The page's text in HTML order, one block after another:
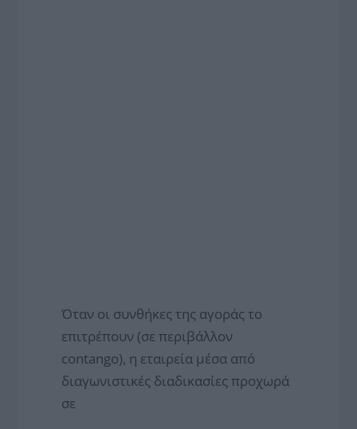
Όταν οι συνθήκες της αγοράς το
επιτρέπουν (σε περιβάλλον
contango), η εταιρεία μέσα από
διαγωνιστικές διαδικασίες προχωρά
σε